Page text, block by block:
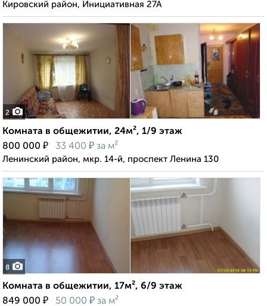
Кировский район, Инициативная 27А
2
Комната в общежитии, 24м², 1/9 этаж
800 000 ₽ 33 400 ₽ за м²
Ленинский район, мкр. 14-й, проспект Ленина 130
8
Комната в общежитии, 17м², 6/9 этаж
849 000 ₽ 50 000 ₽ за м²